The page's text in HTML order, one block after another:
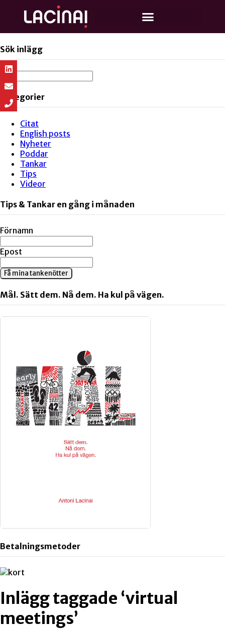
Sök inlägg
Kategorier
Citat
English posts
Nyheter
Poddar
Tankar
Tips
Videor
Tips & Tankar en gång i månaden
Förnamn
Epost
Få mina tankenötter
Mål. Sätt dem. Nå dem. Ha kul på vägen.
Betalningsmetoder
Inlägg taggade ‘virtual
meetings’